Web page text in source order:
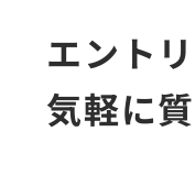
エント
気軽に